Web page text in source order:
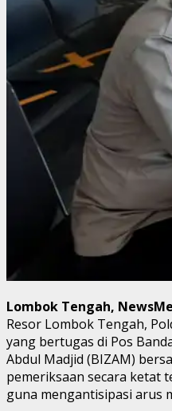
Lombok Tengah,
Resor Lombok Tengah,
yang bertugas di Pos
Abdul Madjid (BIZAM)
pemeriksaan secara ketat
guna mengantisipasi arus